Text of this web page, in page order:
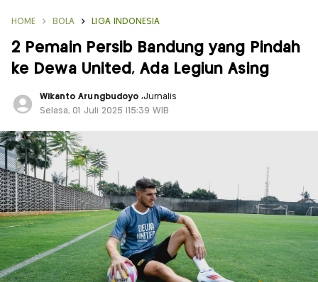
HOME BOLA LIGA INDONESIA
2 Pemain Persib Bandung yang Pindah
ke Dewa United, Ada Legiun Asing
Wikanto Arungbudoyo ,Jurnalis
Selasa, 01 Juli 2025 |15:39 WIB